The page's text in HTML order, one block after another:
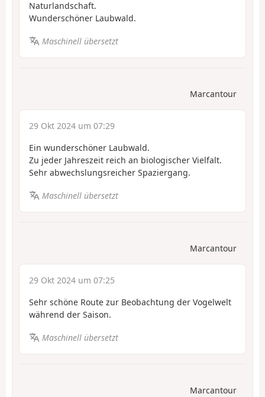
Naturlandschaft.
Wunderschöner Laubwald.
Maschinell übersetzt
Marcantour
29 Okt 2024 um 07:29
Ein wunderschöner Laubwald.
Zu jeder Jahreszeit reich an biologischer Vielfalt.
Sehr abwechslungsreicher Spaziergang.
Maschinell übersetzt
Marcantour
29 Okt 2024 um 07:25
Sehr schöne Route zur Beobachtung der Vogelwelt
während der Saison.
Maschinell übersetzt
Marcantour